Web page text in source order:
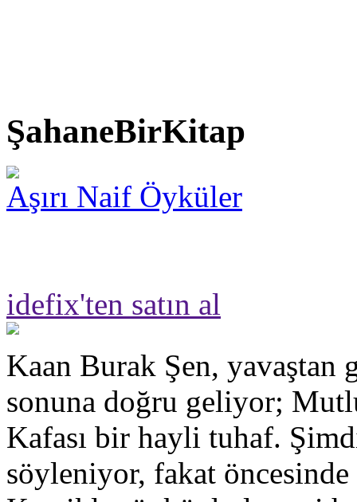
ŞahaneBirKitap
Aşırı Naif Öyküler
idefix'ten satın al
Kaan Burak Şen, yavaştan
sonuna doğru geliyor;
Kafası bir hayli tuhaf.
söyleniyor, fakat